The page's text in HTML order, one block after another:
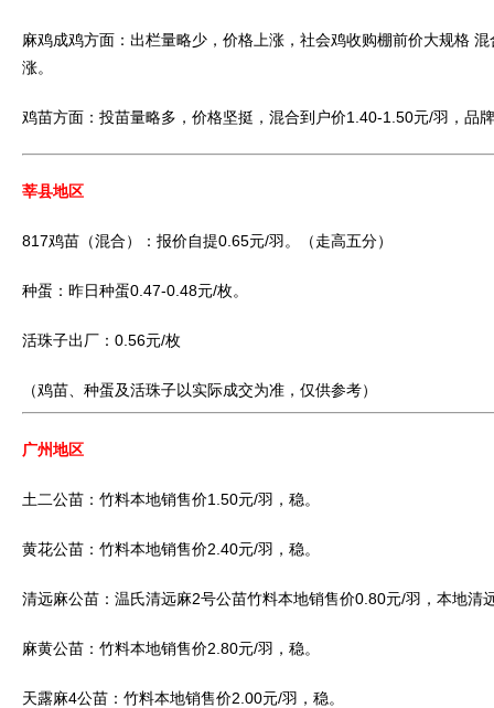
麻鸡成鸡方面：出栏量略少，价格上涨，社会鸡收购棚前价大规格
涨。
鸡苗方面：投苗量略多，价格坚挺，混合到户价1.40-1.50元/羽，品
莘县地区
817鸡苗（混合）：报价自提0.65元/羽。（走高五分）
种蛋：昨日种蛋0.47-0.48元/枚。
活珠子出厂：0.56元/枚
（鸡苗、种蛋及活珠子以实际成交为准，仅供参考）
广州地区
土二公苗：竹料本地销售价1.50元/羽，稳。
黄花公苗：竹料本地销售价2.40元/羽，稳。
清远麻公苗：温氏清远麻2号公苗竹料本地销售价0.80元/羽，本地清
麻黄公苗：竹料本地销售价2.80元/羽，稳。
天露麻4公苗：竹料本地销售价2.00元/羽，稳。